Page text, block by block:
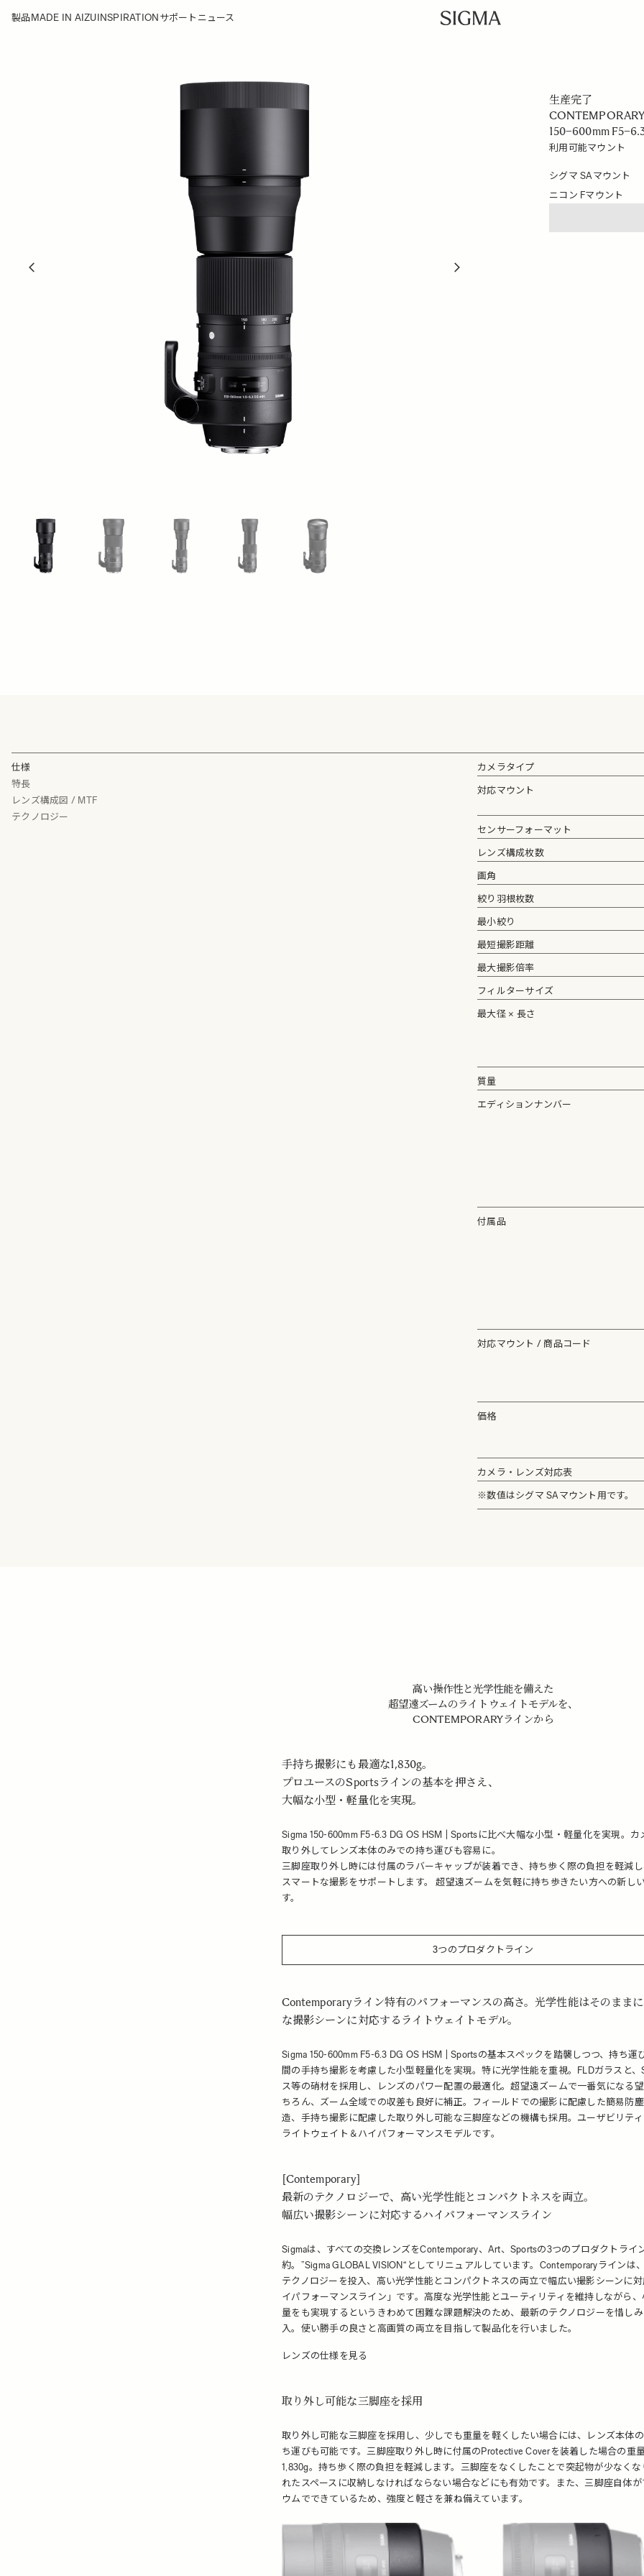
製品MADE IN AIZUINSPIRATION サポート ニュース
生産完了
CONTEMPORARY
150–600mm
利用可能マウント
シグマ SAマウント
ニコン Fマウント
仕様
特長
レンズ構成図 / MTF
テクノロジー
カメラタイプ
対応マウント
センサーフォーマット
レンズ構成枚数
画角
絞り羽根枚数
最小絞り
最短撮影距離
最大撮影倍率
フィルターサイズ
最大径 × 長さ
質量
エディションナンバー
付属品
対応マウント / 商品コード
価格
カメラ・レンズ対応表
※数値はシグマ SAマウント用です。
高い操作性と光学性能を備えた
超望遠ズームのライトウェイトモデルを、
CONTEMPORARYラインから
手持ち撮影にも最適な1,830g。
プロユースのSportsラインの基本を押さえ、
大幅な小型・軽量化を実現。
Sigma 150-600mm F5-6.3 DG OS HSM | Sportsに比べ大幅な小型・軽量化を実現。カ
取り外してレンズ本体のみでの持ち運びも容易に。
三脚座取り外し時には付属のラバーキャップが装着でき、持ち歩く際の負担を軽減
スマートな撮影をサポートします。 超望遠ズームを気軽に持ち歩きたい方への新し
す。
3つのプロダクトライン
Contemporaryライン特有のパフォーマンスの高さ。光学性能はそのまま
な撮影シーンに対応するライトウェイトモデル。
Sigma 150-600mm F5-6.3 DG OS HSM | Sportsの基本スペックを踏襲しつつ、持ち運
間の手持ち撮影を考慮した小型軽量化を実現。特に光学性能を重視。FLDガラスと、
ス等の硝材を採用し、レンズのパワー配置の最適化。超望遠ズームで一番気になる
ちろん、ズーム全域での収差も良好に補正。フィールドでの撮影に配慮した簡易防
造、手持ち撮影に配慮した取り外し可能な三脚座などの機構も採用。ユーザビリテ
ライトウェイト＆ハイパフォーマンスモデルです。
[Contemporary]
最新のテクノロジーで、高い光学性能とコンパクトネスを両立。
幅広い撮影シーンに対応するハイパフォーマンスライン
Sigmaは、すべての交換レンズをContemporary、Art、Sportsの3つのプロダクトライ
約。”Sigma GLOBAL VISION“としてリニュアルしています。Contemporaryラインは
テクノロジーを投入、高い光学性能とコンパクトネスの両立で幅広い撮影シーンに
イパフォーマンスライン」です。高度な光学性能とユーティリティを維持しながら
量をも実現するというきわめて困難な課題解決のため、最新のテクノロジーを惜し
入。使い勝手の良さと高画質の両立を目指して製品化を行いました。
レンズの仕様を見る
取り外し可能な三脚座を採用
取り外し可能な三脚座を採用し、少しでも重量を軽くしたい場合には、レンズ本体
ち運びも可能です。三脚座取り外し時に付属のProtective Coverを装着した場合の重
1,830g。持ち歩く際の負担を軽減します。三脚座をなくしたことで突起物が少なくな
れたスペースに収納しなければならない場合などにも有効です。また、三脚座自体が
ウムでできているため、強度と軽さを兼ね備えています。